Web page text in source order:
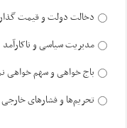
دخالت دولت و قیمت
مدیریت سیاسی و ناکارآمد
باج خواهی و سهم خواهی
تحریم‌ها و فشارهای خارجی